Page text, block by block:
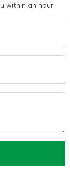
within an hour